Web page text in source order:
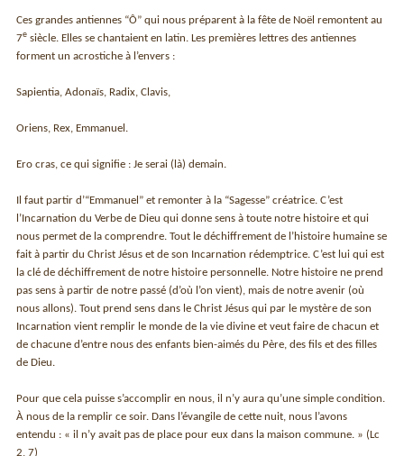
Ces grandes antiennes “Ôˮ qui nous préparent à la fête de Noël remontent au
7e siècle. Elles se chantaient en latin. Les premières lettres des antiennes
forment un acrostiche à l’envers :
Sapientia, Adonaïs, Radix, Clavis,
Oriens, Rex, Emmanuel.
Ero cras, ce qui signifie : Je serai (là) demain.
Il faut partir d’“Emmanuelˮ et remonter à la “Sagesseˮ créatrice. C’est
l’Incarnation du Verbe de Dieu qui donne sens à toute notre histoire et qui
nous permet de la comprendre. Tout le déchiffrement de l’histoire humaine se
fait à partir du Christ Jésus et de son Incarnation rédemptrice. C’est lui qui est
la clé de déchiffrement de notre histoire personnelle. Notre histoire ne prend
pas sens à partir de notre passé (d’où l’on vient), mais de notre avenir (où
nous allons). Tout prend sens dans le Christ Jésus qui par le mystère de son
Incarnation vient remplir le monde de la vie divine et veut faire de chacun et
de chacune d’entre nous des enfants bien-aimés du Père, des fils et des filles
de Dieu.
Pour que cela puisse s’accomplir en nous, il n’y aura qu’une simple condition.
À nous de la remplir ce soir. Dans l’évangile de cette nuit, nous l’avons
entendu : « il n’y avait pas de place pour eux dans la maison commune. » (Lc
2, 7)